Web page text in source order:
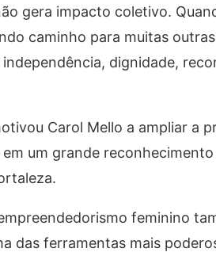
gera impacto coletivo.
caminho para muitas
dignidade,
Carol Mello a ampliar a
um grande
feminino
das ferramentas mais